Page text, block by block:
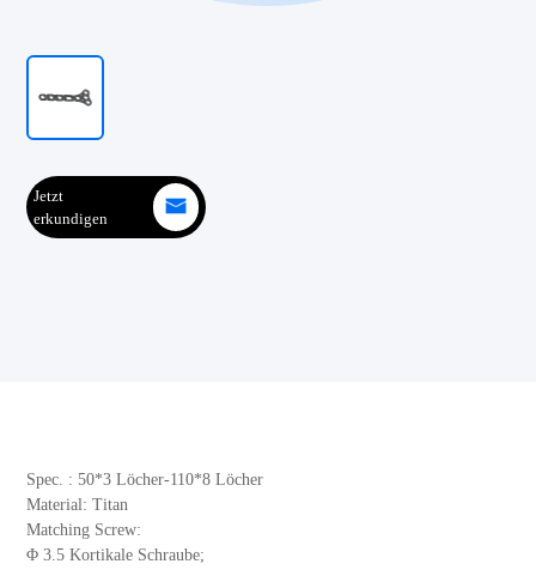
Jetzt
erkundigen
Spec. : 50*3 Löcher-110*8 Löcher
Material: Titan
Matching Screw:
Φ 3.5 Kortikale Schraube;